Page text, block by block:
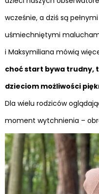
wcześnie, a dziś są
uśmiechniętymi
i Maksymiliana mówią
choć start bywa trudny,
dzieciom możliwości
Dla wielu rodziców
moment wytchnienia –